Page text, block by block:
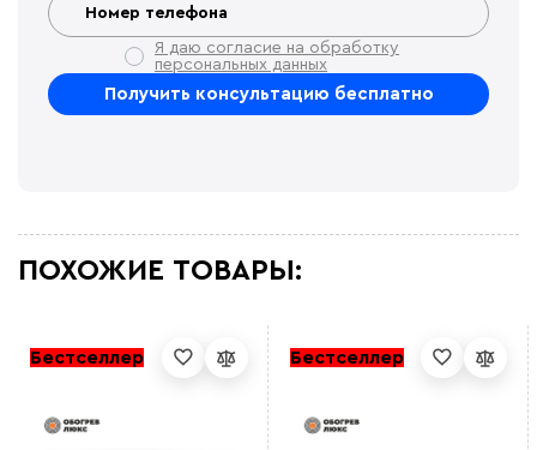
Я даю согласие на обработку
персональных данных
ПОХОЖИЕ ТОВАРЫ:
Бестселлер Бестселлер